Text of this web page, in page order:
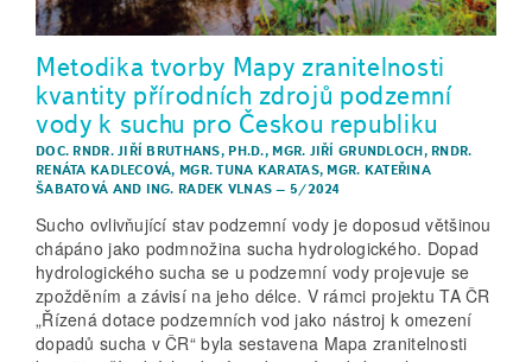
Metodika tvorby Mapy zranitelnosti
kvantity přírodních zdrojů podzemní
vody k suchu pro Českou republiku
DOC. RNDR. JIŘÍ BRUTHANS, PH.D., MGR. JIŘÍ GRUNDLOCH, RNDR.
RENÁTA KADLECOVÁ, MGR. TUNA KARATAS, MGR. KATEŘINA
ŠABATOVÁ AND ING. RADEK VLNAS – 5/2024
Sucho ovlivňující stav podzemní vody je doposud většinou
chápáno jako pod­množina sucha hydrologického. Dopad
hydrologického sucha se u podzemní vody projevuje se
zpožděním a závisí na jeho délce. V rámci projektu TA ČR
„Řízená dotace podzemních vod jako nástroj k omezení
dopadů sucha v ČR“ byla sestavena Mapa zranitelnosti